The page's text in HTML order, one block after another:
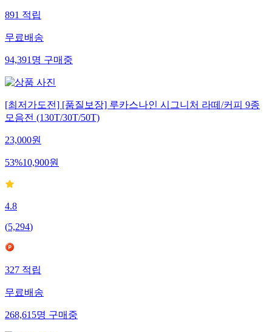
891적립
무료배송
94,391명구매중
[최저가도전] [품질보장] 루카스나인 시그니처 라떼/커피 9종
모음전 (130T/30T/50T)
23,000원
53%10,900원
4.8
(5,294)
327적립
무료배송
268,615명구매중